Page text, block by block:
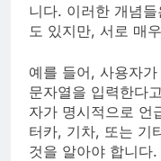
니다. 이러한 개념
도 있지만, 서로 매
예를 들어, 사용자
문자열을 입력한다
자가 명시적으로 언
터카, 기차, 또는 기
것을 알아야 합니다.